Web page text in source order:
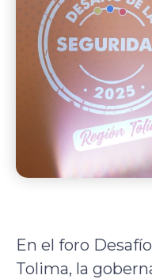
En el foro
Tolima, la